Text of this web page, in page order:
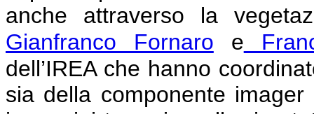
anche attraverso la
Gianfranco Fornaro e
dell’IREA che hanno
sia della componente